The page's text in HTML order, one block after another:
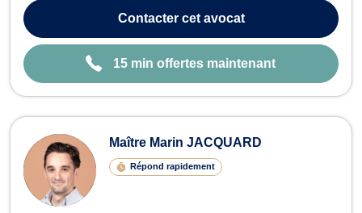
Contactercet avocat
15 min offertes maintenant
Maître Marin JACQUARD
Répond rapidement